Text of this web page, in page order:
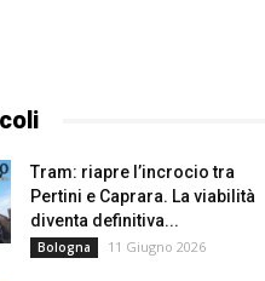
Tram: riapre l’incrocio tra
Pertini e Caprara. La viabilità
diventa definitiva...
Bologna 11 Giugno 2026